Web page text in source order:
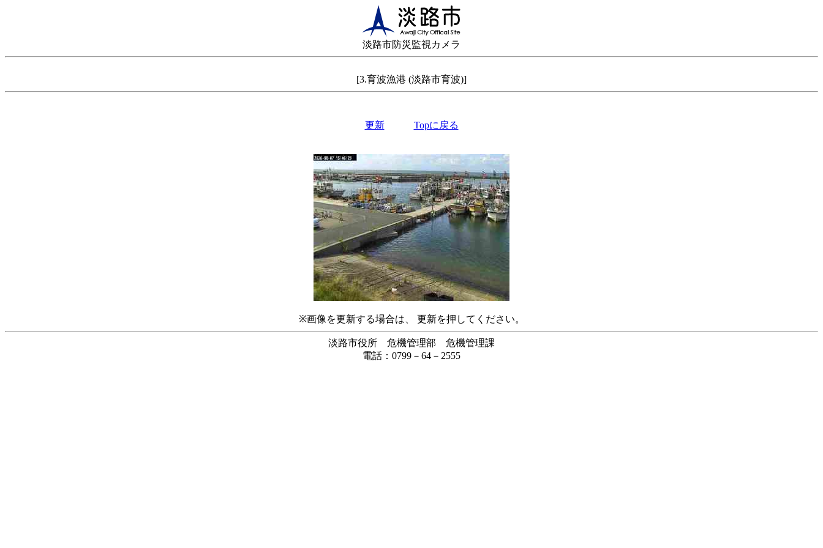
淡路市防災監視カメラ
[3.育波漁港 (淡路市育波)]
更新 Topに戻る
※画像を更新する場合は、 更新を押してください。
淡路市役所 危機管理部 危機管理課
電話：0799－64－2555